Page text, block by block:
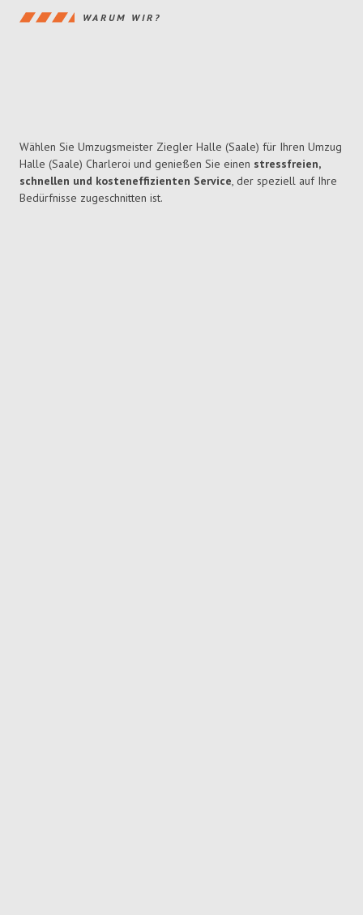
WARUM WIR?
Wählen Sie Umzugsmeister Ziegler Halle (Saale) für Ihren Umzug
Halle (Saale) Charleroi und genießen Sie einen stressfreien,
schnellen und kosteneffizienten Service, der speziell auf Ihre
Bedürfnisse zugeschnitten ist.